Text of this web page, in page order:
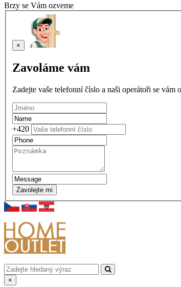
Brzy se Vám ozveme
×
Zavoláme vám
Zadejte vaše telefonní číslo a naši operátoři se vám
+420
Zavolejte mi
×